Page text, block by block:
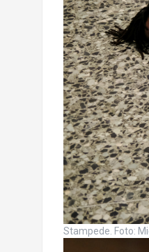
Stampede. Foto: